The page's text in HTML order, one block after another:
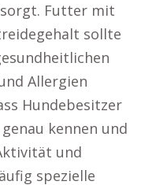
Futter mit
sollte
Allergien
Hundebesitzer
kennen und
und
spezielle